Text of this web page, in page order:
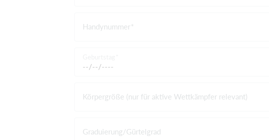
Handynummer
Körpergröße (nur für aktive Wettkämpfer relevant)
Graduierung/Gürtelgrad